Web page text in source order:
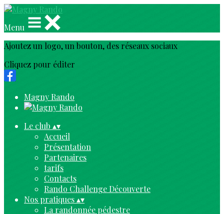
Menu
Ajoutez un logo, un bouton, des réseaux sociaux
Cliquez pour éditer
Magny Rando
Le club ▴▾
Accueil
Présentation
Partenaires
tarifs
Contacts
Rando Challenge Découverte
Nos pratiques▴▾
La randonnée pédestre